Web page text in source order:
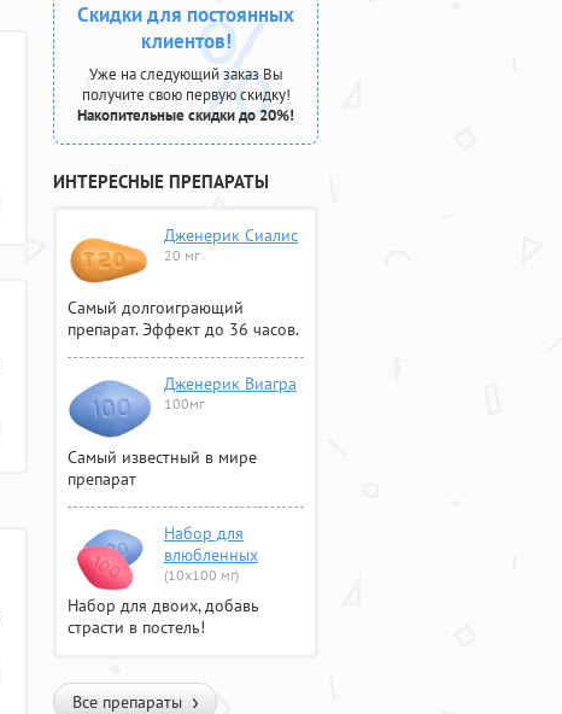
Скидки для постоянных
клиентов!
Уже на следующий заказ Вы
получите свою первую скидку!
Накопительные скидки до 20%!
ИНТЕРЕСНЫЕ ПРЕПАРАТЫ
Дженерик Сиалис
20 мг
Самый долгоиграющий
препарат. Эффект до 36 часов.
Дженерик Виагра
100мг
Самый известный в мире
препарат
Набор для
влюбленных
(10х100 мг)
Набор для двоих, добавь
страсти в постель!
Все препараты